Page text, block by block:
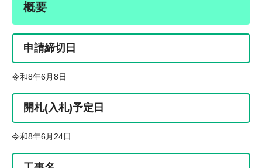
概要
申請締切日
令和8年6月8日
開札(入札)予定日
令和8年6月24日